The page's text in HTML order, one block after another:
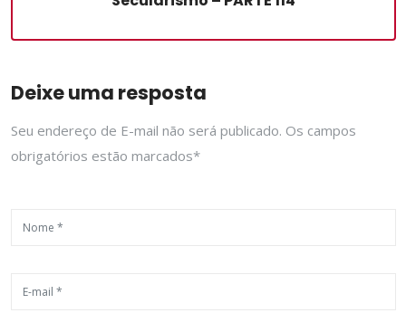
Deixe uma resposta
Seu endereço de E-mail não será publicado. Os campos
obrigatórios estão marcados*